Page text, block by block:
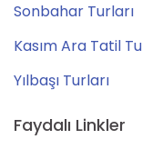
Sonbahar Turları
Kasım Ara Tatil
Yılbaşı Turları
Faydalı Linkler